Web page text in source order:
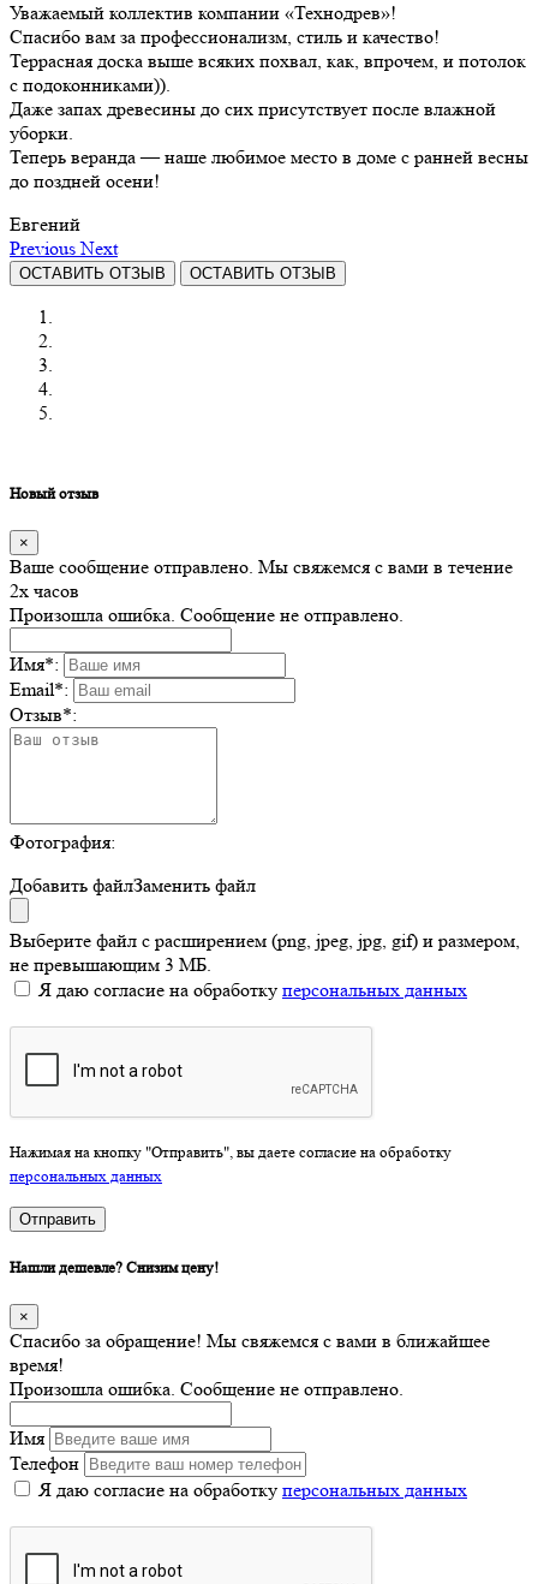
Уважаемый коллектив компании «Технодрев»!
Спасибо вам за профессионализм, стиль и качество!
Террасная доска выше всяких похвал, как, впрочем, и потолок
с подоконниками)).
Даже запах древесины до сих присутствует после влажной
уборки.
Теперь веранда — наше любимое место в доме с ранней весны
до поздней осени!
Евгений
Previous Next
ОСТАВИТЬ ОТЗЫВ ОСТАВИТЬ ОТЗЫВ
Новый отзыв
×
Ваше сообщение отправлено. Мы свяжемся с вами в течение
2х часов
Произошла ошибка. Сообщение не отправлено.
Имя*:
Email*:
Отзыв*:
Фотография:
Добавить файлЗаменить файл
Выберите файл с расширением (png, jpeg, jpg, gif) и размером,
не превышающим 3 МБ.
Я даю согласие на обработку персональных данных
Нажимая на кнопку "Отправить", вы даете согласие на обработку
персональных данных
Отправить
Нашли дешевле? Снизим цену!
×
Спасибо за обращение! Мы свяжемся с вами в ближайшее
время!
Произошла ошибка. Сообщение не отправлено.
Имя
Телефон
Я даю согласие на обработку персональных данных